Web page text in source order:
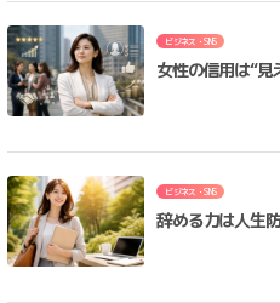
ビジネス・SNS
女性の信用は“見
ビジネス・SNS
辞める力は人生